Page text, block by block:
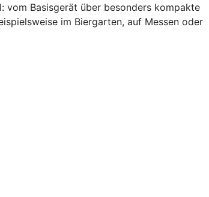
vom Basisgerät über besonders kompakte
im Biergarten, auf Messen oder